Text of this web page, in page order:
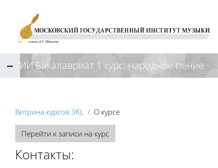
КНИИ Бакалавриат 1 курс, народное пение
Витрина курсов 3KL О курсе
Перейти к записи на курс
Контакты: